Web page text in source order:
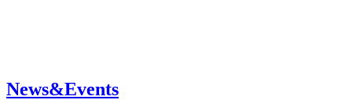
News&Events